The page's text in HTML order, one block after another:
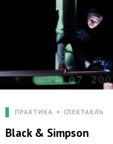
ПРАКТИКА СПЕКТАКЛЬ
Black & Simpson